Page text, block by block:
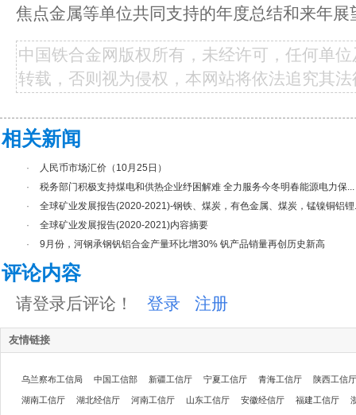
焦点金属等单位共同支持的年度总结和来年展
中国铁合金网版权所有，未经许可，任何单
转载，否则视为侵权，本网站将依法追究其
相关新闻
·
人民币市场汇价（10月25日）
·
税务部门积极支持煤电和供热企业纾困解难 全力服务今冬明春能源电力保...
·
全球矿业发展报告(2020-2021)-钢铁、煤炭，有色金属、煤炭，锰镍铜铝锂
·
全球矿业发展报告(2020-2021)内容摘要
·
9月份，河钢承钢钒铝合金产量环比增30% 钒产品销量再创历史新高
评论内容
请登录后评论！ 登录 注册
友情链接
乌兰察布工信局 中国工信部 新疆工信厅 宁夏工信厅 青海工信厅 陕西工信厅
湖南工信厅 湖北经信厅 河南工信厅 山东工信厅 安徽经信厅 福建工信厅